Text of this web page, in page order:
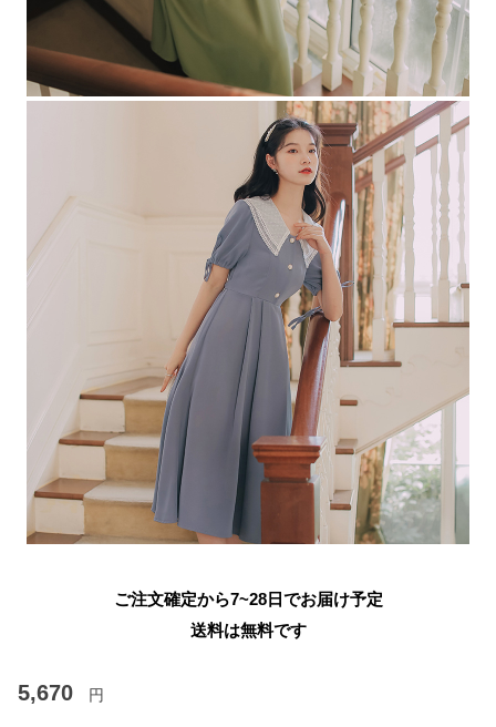
ご注文確定から7~28日でお届け予定
送料は無料です
5,670 円